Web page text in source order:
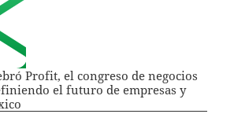
Profit, el congreso de negocios
el futuro de empresas y